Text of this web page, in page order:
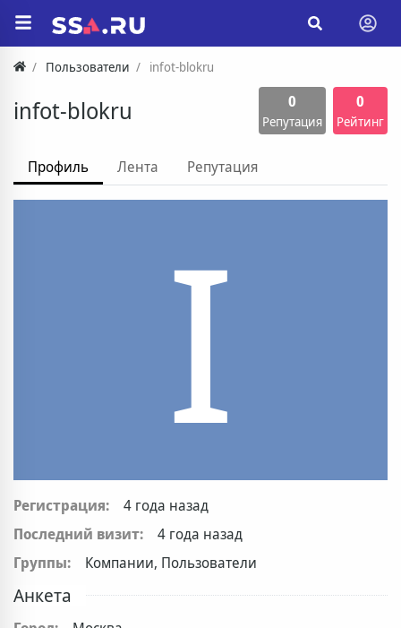
Пользователи infot-blokru
infot-blokru 0
Репутация
0
Рейтинг
Профиль Лента Репутация
I
Регистрация:
4 года назад
Последний визит:
4 года назад
Группы:
Компании, Пользователи
Анкета